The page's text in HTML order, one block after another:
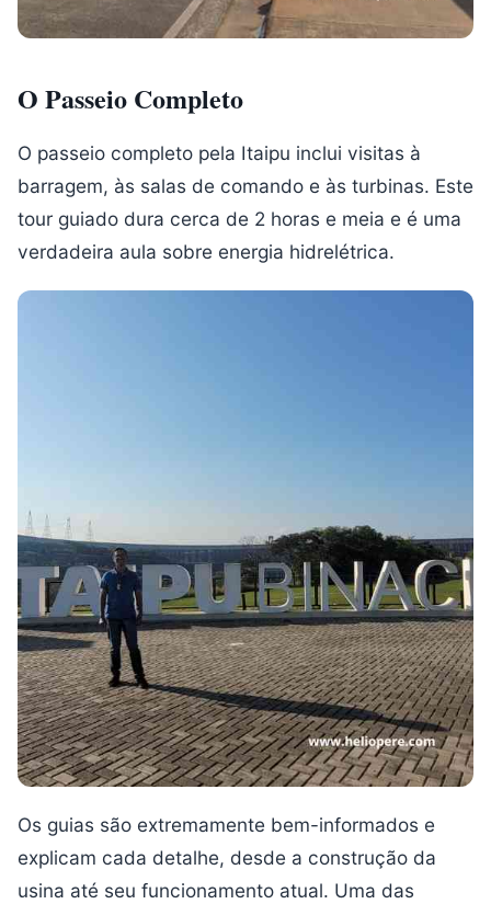
O Passeio Completo
O passeio completo pela Itaipu inclui visitas à
barragem, às salas de comando e às turbinas. Este
tour guiado dura cerca de 2 horas e meia e é uma
verdadeira aula sobre energia hidrelétrica.
Os guias são extremamente bem-informados e
explicam cada detalhe, desde a construção da
usina até seu funcionamento atual. Uma das